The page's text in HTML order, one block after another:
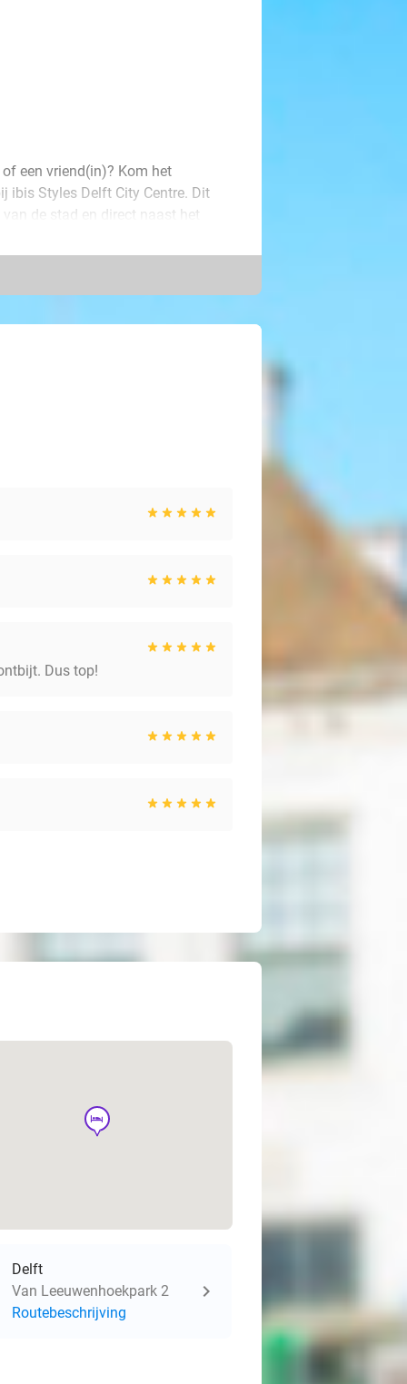
een vriend(in)? Kom het
ibis Styles Delft City Centre. Dit
de stad en direct naast het
de stad en meer.
Ga daarna op pad om de
Dus top!
hotel
Delft
Van Leeuwenhoekpark 2
Routebeschrijving